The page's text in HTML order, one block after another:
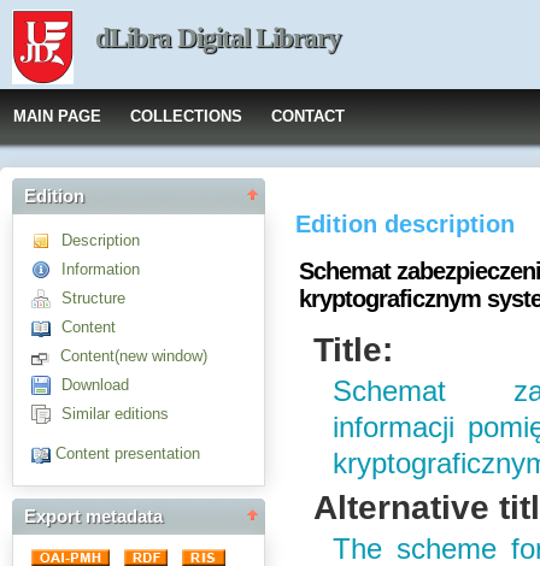
dLibra Digital Library
MAIN PAGE COLLECTIONS CONTACT
Edition
Description
Information
Structure
Content
Content(new window)
Download
Similar editions
Content presentation
Export metadata
Edition description
Schemat
kryptograficznym
Title:
Schemat
informacji
Alternative
The scheme